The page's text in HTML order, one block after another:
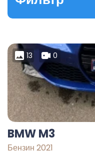
13 0
BMW M3
Бензин 2021